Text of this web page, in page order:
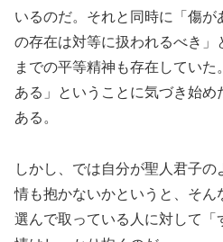
いるのだ。それと同時に「傷が
の存在は対等に扱われるべき」
までの平等精神も存在してい
ある」ということに気づき始
ある。
しかし、では自分が聖人君子
情も抱かないかというと、そん
選んで取っている人に対して